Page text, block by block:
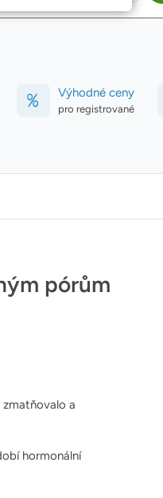
Výhodné ceny
pro registrované
pórům
zmatňovalo a
hormonální